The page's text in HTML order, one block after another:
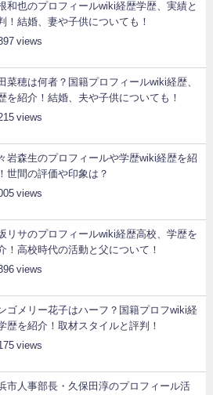
和也のプロフィールwiki経歴学歴、実績と
！結婚、妻や子供についても！
菜穂は何者？国籍プロフィールwiki経歴、
を紹介！結婚、夫や子供についても！
岩森生のプロフィールや学歴wiki経歴を紹
世間の評価や印象は？
リサのプロフィールwiki経歴高校、学歴を
！高校時代の活動と父について！
ゴメリー花子はハーフ？国籍プロフwiki経
歴を紹介！取材スタイルと評判！
市人事部長・久保田淳のプロフィール活